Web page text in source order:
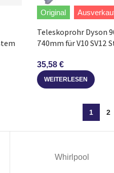
Original
Teleskoprohr Dyson
740mm für V10 SV12
35,58 €
WEITERLESEN
1 2
Whirlpool